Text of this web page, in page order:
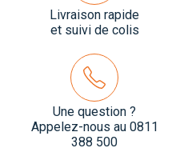
Livraison rapide
et suivi de colis
Une question ?
Appelez-nous au 0811
388 500